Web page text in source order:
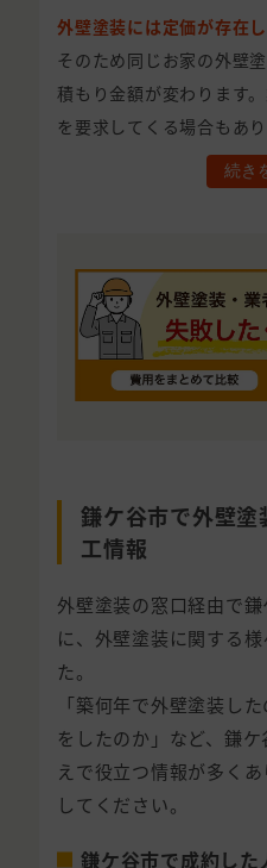
外壁塗装には定価が存在し
そのため同じお家の外壁
積もり金額が変わります
を要求してくる場合もあり
続き
鎌ケ谷市で外壁
工情報
外壁塗装の窓口経由で
に、外壁塗装に関する
た。
「築何年で外壁塗装し
をしたのか」など、鎌
えで役立つ情報が多く
してください。
鎌ケ谷市で成約し